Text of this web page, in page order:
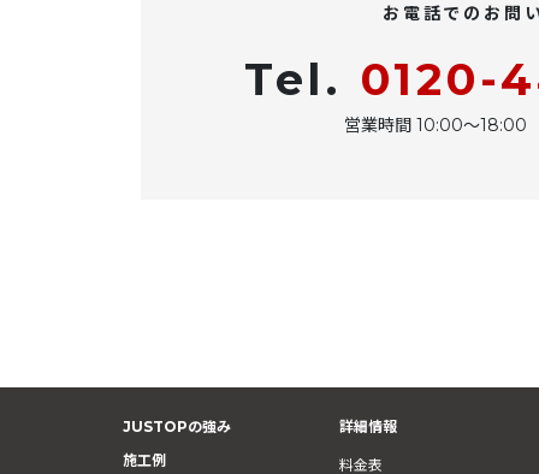
お電話でのお問
Tel. 0120-
営業時間 10:00〜18:00
JUSTOPの強み
施工例
詳細情報
料金表